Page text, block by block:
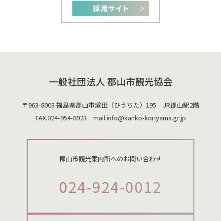
一般社団法人 郡山市観光協会
〒963-8003 福島県郡山市燧田（ひうちた）195 JR郡山駅2階
FAX.024-954-8923 mail.info@kanko-koriyama.gr.jp
郡山市観光案内所へのお問い合わせ
024-924-0012